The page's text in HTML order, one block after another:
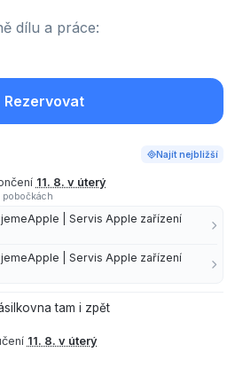
dílu a práce:
Rezervovat
Najít nejbližší
11. 8. v úterý
pobočkách
| Servis Apple zařízení
| Servis Apple zařízení
tam i zpět
11. 8. v úterý